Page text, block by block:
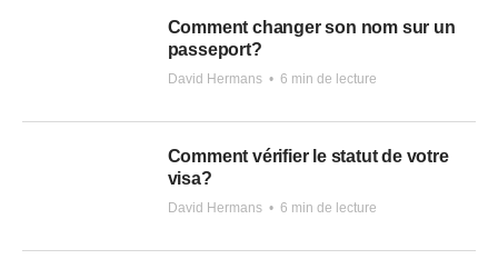
Comment changer son nom sur un
passeport?
David Hermans • 6 min de lecture
Comment vérifier le statut de votre
visa?
David Hermans • 6 min de lecture